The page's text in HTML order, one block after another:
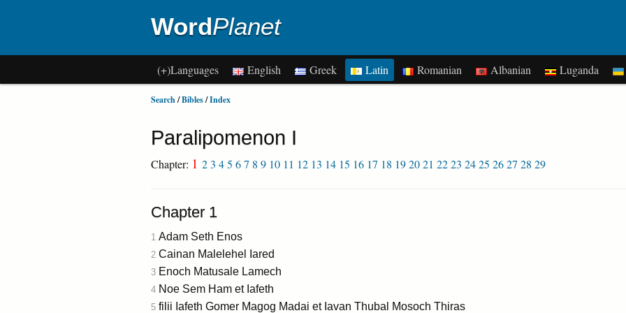
WordPlanet
(+)Languages English Greek Latin Romanian Albanian Luganda
Search/Bibles/Index
Paralipomenon I
Chapter: 1 23 45 67 8 9 10 11 12 13 14 15 16 17 18 192021 2223 2425 2627 28 29
Chapter 1
1 Adam Seth Enos
2 Cainan Malelehel Iared
3 Enoch Matusale Lamech
4 Noe Sem Ham et Iafeth
5 filii Iafeth Gomer Magog Madai et Iavan Thubal Mosoch Thiras